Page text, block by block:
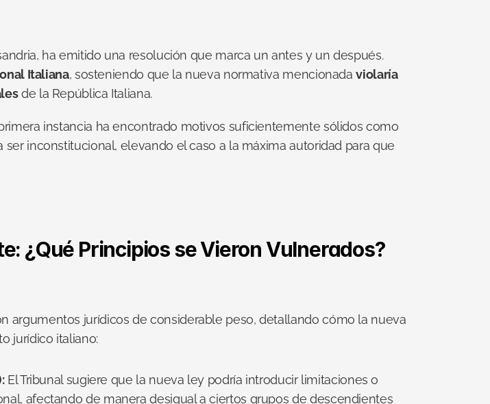
ha emitido una resolución que marca un antes y un después.
Italiana, sosteniendo que la nueva normativa mencionada violaría
de la República Italiana.
instancia ha encontrado motivos suficientemente sólidos como
inconstitucional, elevando el caso a la máxima autoridad para que
¿Qué Principios se Vieron Vulnerados?
argumentos jurídicos de considerable peso, detallando cómo la nueva
jurídico italiano:
El Tribunal sugiere que la nueva ley podría introducir limitaciones o
afectando de manera desigual a ciertos grupos de descendientes